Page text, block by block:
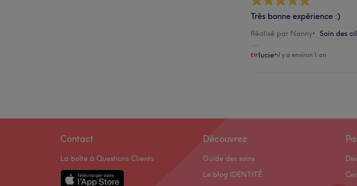
Très bonne expérience :)
Réalisé par Nanny• Soin des
lucie•il y a environ 1 an
Contact
La boîte à Questions Clients
Découvrez
Guide des soins
Le blog IDENTITÉ